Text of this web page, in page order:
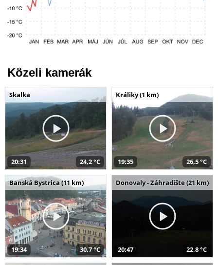
Közeli kamerák
Skalka
20:31 24,2 °C
Králiky (1 km)
19:35 26,5 °C
Banská Bystrica (11 km)
19:34 30,7 °C
Donovaly - Záhradište (21 km)
20:47 22,8 °C